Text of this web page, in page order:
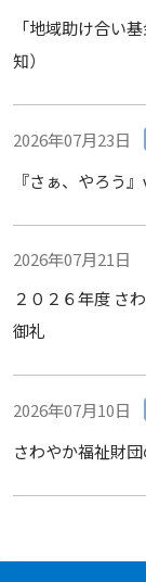
「地域助け合い
知）
2026年07月23日
『さぁ、やろう
2026年07月21日
２０２６年度
御礼
2026年07月10日
さわやか福祉財